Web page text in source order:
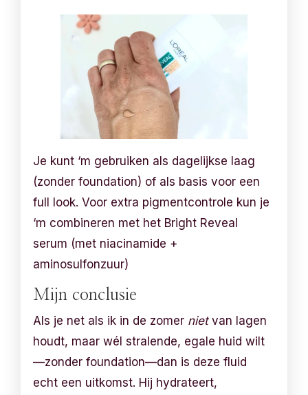
Je kunt ‘m gebruiken als dagelijkse laag
(zonder foundation) of als basis voor een
full look. Voor extra pigmentcontrole kun je
‘m combineren met het Bright Reveal
serum (met niacinamide +
aminosulfonzuur)
Mijn conclusie
Als je net als ik in de zomer nietvan lagen
houdt, maar wél stralende, egale huid wilt
—zonder foundation—dan is deze fluid
echt een uitkomst. Hij hydrateert,